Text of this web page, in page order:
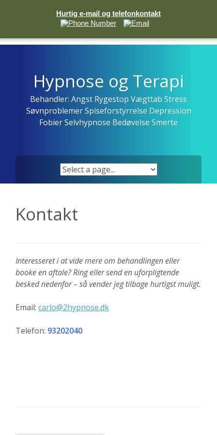
Hurtig e-mail og telefonkontakt
Hypnose og Terapi
Behandler: Angst Rygestop Vægttab Stress
Søvnproblemer Spiseforstyrrelse Depression
Fobier Selvhypnose Bedøvelse Smerte
Kontakt
Interesseret i at vide mere om behandlingen eller
booke en aftale? Ring eller send en uforpligtende
besked nedenfor – så vender jeg tilbage hurtigst muligt.
Email: carlo@2hypnose.dk
Telefon: 93202040